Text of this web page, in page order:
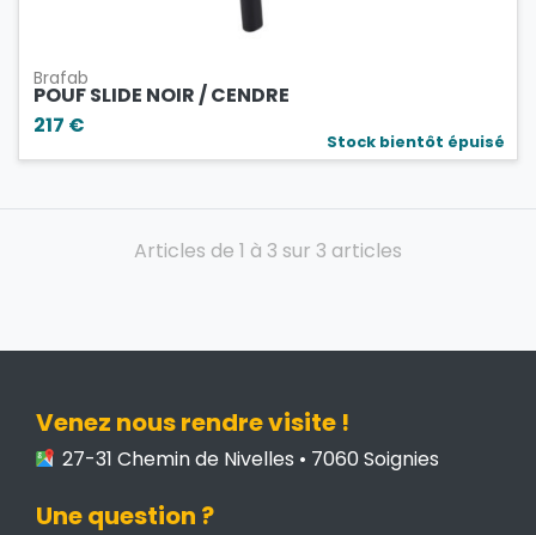
Brafab
POUF SLIDE NOIR / CENDRE
217 €
Stock bientôt épuisé
Articles de 1 à 3 sur 3 articles
Venez nous rendre visite !
27-31 Chemin de Nivelles • 7060 Soignies
Une question ?